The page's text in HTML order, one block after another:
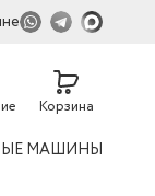
Корзина
МАШИНЫ